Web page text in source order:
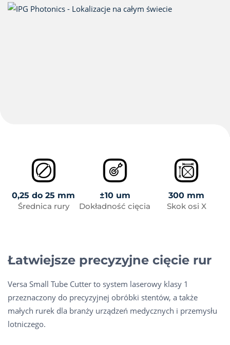
0,25 do 25 mm
Średnica rury
±10 um
Dokładność cięcia
300 mm
Skok osi X
Łatwiejsze precyzyjne cięcie rur
Versa Small Tube Cutter to system laserowy klasy 1
przeznaczony do precyzyjnej obróbki stentów, a także
małych rurek dla branży urządzeń medycznych i przemysłu
lotniczego.